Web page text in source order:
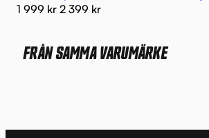
1 999 kr 2 399 kr
FRÅN SAMMA VARUMÄRKE